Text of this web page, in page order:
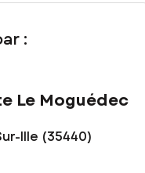
:
Le Moguédec
Ille (35440)